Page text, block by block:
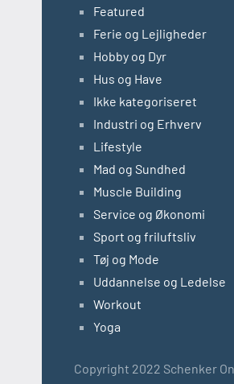
Featured
Ferie og Lejligheder
Hobby og Dyr
Hus og Have
Ikke kategoriseret
Industri og Erhverv
Lifestyle
Mad og Sundhed
Muscle Building
Service og Økonomi
Sport og friluftsliv
Tøj og Mode
Uddannelse og Ledelse
Workout
Yoga
Copyright 2022 Schenker